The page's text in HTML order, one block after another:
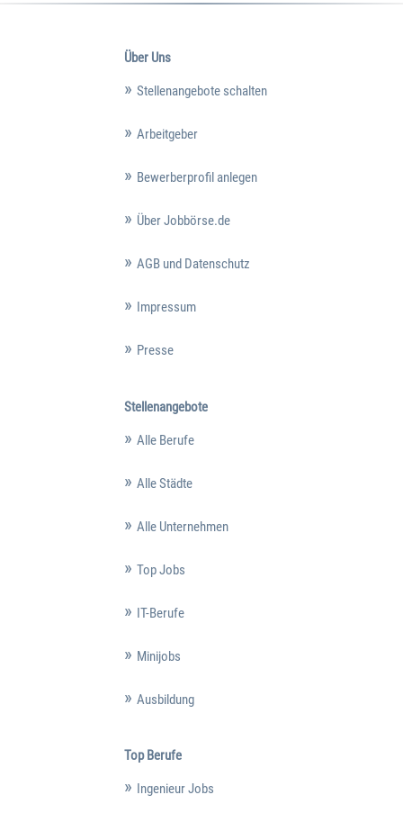
Über Uns
Stellenangebote schalten
Arbeitgeber
Bewerberprofil anlegen
Über Jobbörse.de
AGB und Datenschutz
Impressum
Presse
Stellenangebote
Alle Berufe
Alle Städte
Alle Unternehmen
Top Jobs
IT-Berufe
Minijobs
Ausbildung
Top Berufe
Ingenieur Jobs